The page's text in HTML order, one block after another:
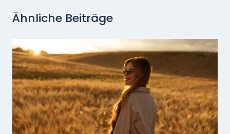
Ähnliche Beiträge